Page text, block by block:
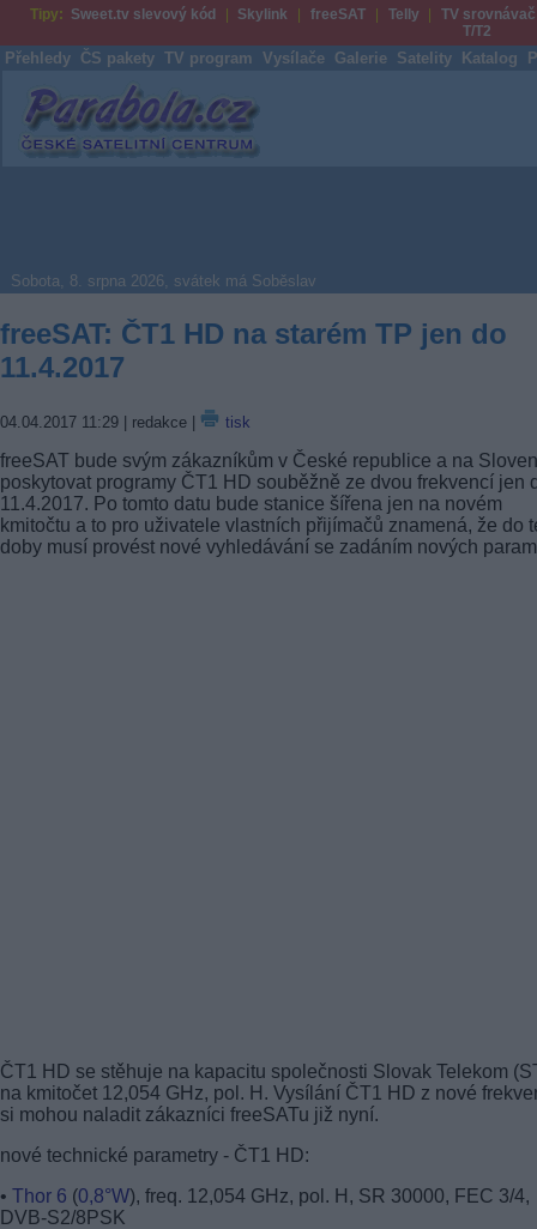
Tipy: Sweet.tv slevový kód Skylink freeSAT Telly
TV srovnávač
T/T2
Přehledy ČS pakety TV program Vysílače Galerie Satelity Katalog
Parabola.cz
Sobota, 8. srpna 2026, svátek má Soběslav
freeSAT: ČT1 HD na starém TP jen do
11.4.2017
04.04.2017 11:29 | redakce | tisk
freeSAT bude svým zákazníkům v České republice a na
poskytovat programy ČT1 HD souběžně ze dvou frekvencí jen
11.4.2017. Po tomto datu bude stanice šířena jen na novém
kmitočtu a to pro uživatele vlastních přijímačů znamená, že do
doby musí provést nové vyhledávání se zadáním nových
ČT1 HD se stěhuje na kapacitu společnosti Slovak Telekom
na kmitočet 12,054 GHz, pol. H. Vysílání ČT1 HD z nové
si mohou naladit zákazníci freeSATu již nyní.
nové technické parametry - ČT1 HD:
• Thor 6 (0,8°W), freq. 12,054 GHz, pol. H, SR 30000, FEC 3/4,
DVB-S2/8PSK